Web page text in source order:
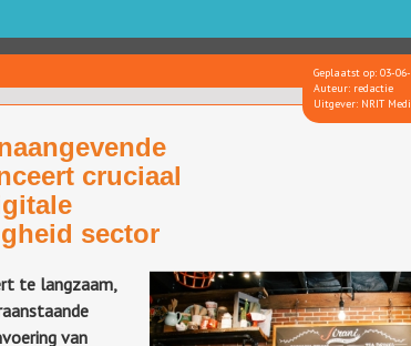
Geplaatst op: 03-
Auteur: redactie
Uitgever: NRIT
cruciaal
sector
te langzaam,
van